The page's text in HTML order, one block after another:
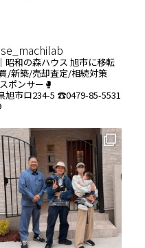
昭和の森ハウス 旭市に移転
/新築/売却査定/相続対策
ポンサー🥊
旭市ロ234-5 ☎️0479-85-5531